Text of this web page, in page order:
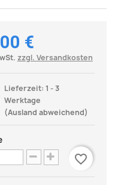
€
zzgl. Versandkosten
Lieferzeit: 1 - 3
Werktage
(Ausland abweichend)
favorite_border